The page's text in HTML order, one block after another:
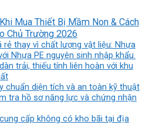
Mua Thiết Bị Mầm Non & Cách
Chủ Trường 2026
rẻ thay vì chất lượng vật liệu: Nhựa
Nhựa PE nguyên sinh nhập khẩu.
trải, thiếu tính liên hoàn với khu
chuẩn diện tích và an toàn kỹ thuật
tra hồ sơ năng lực và chứng nhận
cấp không có kho bãi tại địa